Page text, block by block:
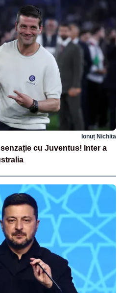
Ionuț Nichita
cu Juventus! Inter a